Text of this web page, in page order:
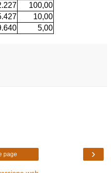
100,00
10,00
5,00
›
page